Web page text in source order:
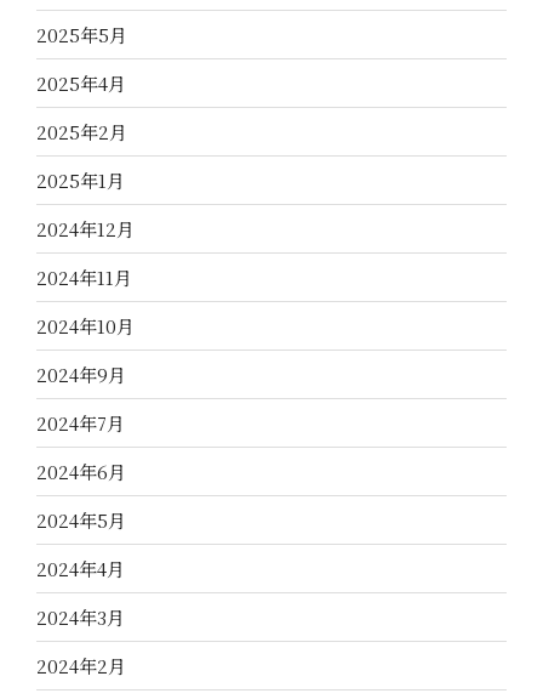
2025年5月
2025年4月
2025年2月
2025年1月
2024年12月
2024年11月
2024年10月
2024年9月
2024年7月
2024年6月
2024年5月
2024年4月
2024年3月
2024年2月